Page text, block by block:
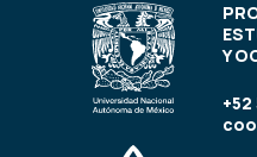
Y
+52